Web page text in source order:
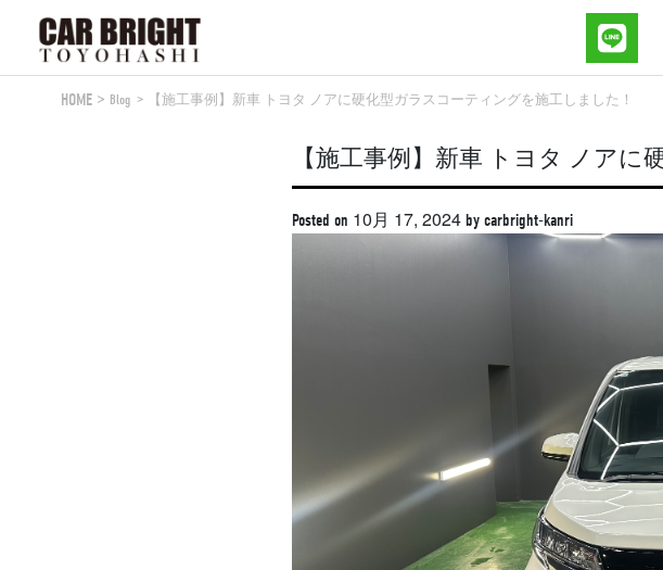
HOME
Blog 【施工事例】新車 トヨタ ノアに硬化型ガラスコーティングを施工しました！
【施工事例】新車 トヨタ ノア
Posted on 10月 17, 2024by carbright-kanri